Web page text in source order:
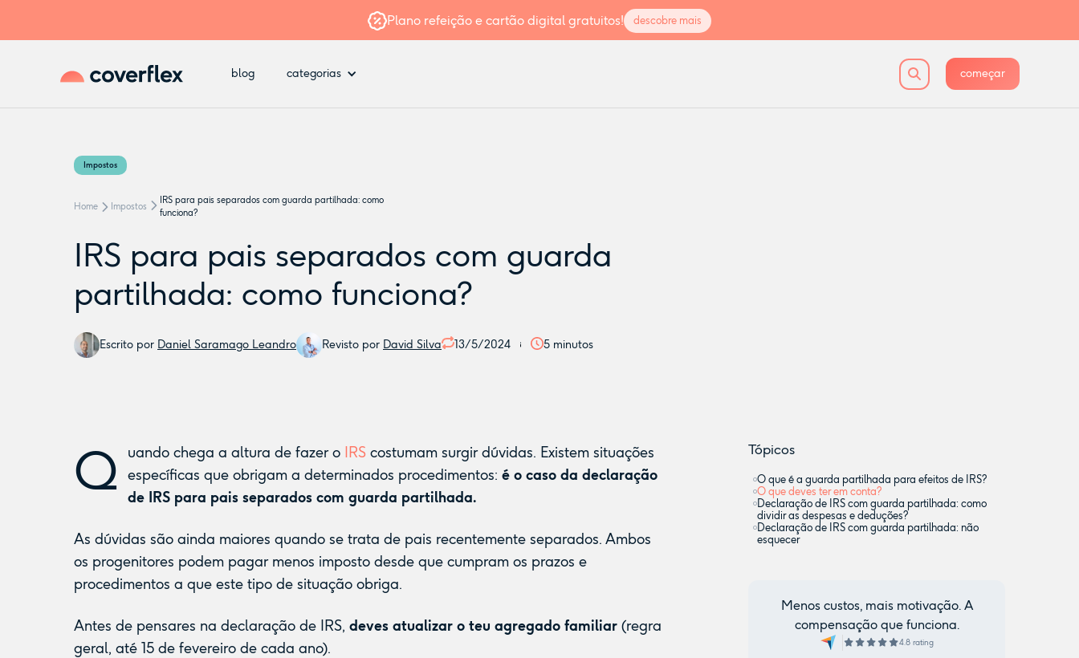
Plano refeição e cartão digital gratuitos! descobre mais
blog categorias começar
Impostos
Home Impostos
IRS para pais separados com guarda partilhada: como
funciona?
IRS para pais separados com guarda
partilhada: como funciona?
Escrito por Daniel Saramago Leandro Revisto por David Silva 13/5/2024 5 minutos
Q uando chega a altura de fazer o IRS costumam surgir dúvidas. Existem situações
específicas que obrigam a determinados procedimentos: é o caso da declaração
de IRS para pais separados com guarda partilhada.
As dúvidas são ainda maiores quando se trata de pais recentemente separados. Ambos
os progenitores podem pagar menos imposto desde que cumpram os prazos e
procedimentos a que este tipo de situação obriga.
Antes de pensares na declaração de IRS, deves atualizar o teu agregado familiar (regra
geral, até 15 de fevereiro de cada ano).
Tópicos
O que é a guarda partilhada para efeitos de IRS?
O que deves ter em conta?
Declaração de IRS com guarda partilhada: como
dividir as despesas e deduções?
Declaração de IRS com guarda partilhada: não
esquecer
Menos custos, mais motivação. A
compensação que funciona.
4.8 rating